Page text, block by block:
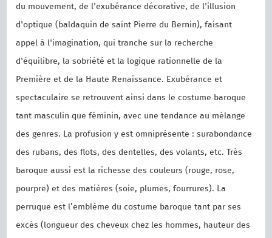
du mouvement, de l'exubérance décorative, de l'illusion
d'optique (baldaquin de saint Pierre du Bernin), faisant
appel à l'imagination, qui tranche sur la recherche
d'équilibre, la sobriété et la logique rationnelle de la
Première et de la Haute Renaissance. Exubérance et
spectaculaire se retrouvent ainsi dans le costume baroque
tant masculin que féminin, avec une tendance au mélange
des genres. La profusion y est omniprésente : surabondance
des rubans, des flots, des dentelles, des volants, etc. Très
baroque aussi est la richesse des couleurs (rouge, rose,
pourpre) et des matières (soie, plumes, fourrures). La
perruque est l’emblème du costume baroque tant par ses
excès (longueur des cheveux chez les hommes, hauteur des